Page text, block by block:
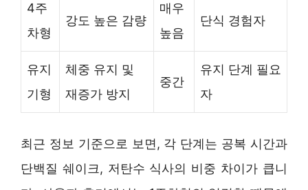
4주
차형
강도 높은 감량
매우
높음
단식 경험자
유지
기형
체중 유지 및
재증가 방지
중간
유지 단계 필요
자
최근 정보 기준으로 보면, 각 단계는 공복 시간과
단백질 쉐이크, 저탄수 식사의 비중 차이가 큽니